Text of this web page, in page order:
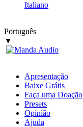
Italiano
Português
▼
Apresentação
Baixe Grátis
Faça uma Doação
Presets
Opinião
Ajuda